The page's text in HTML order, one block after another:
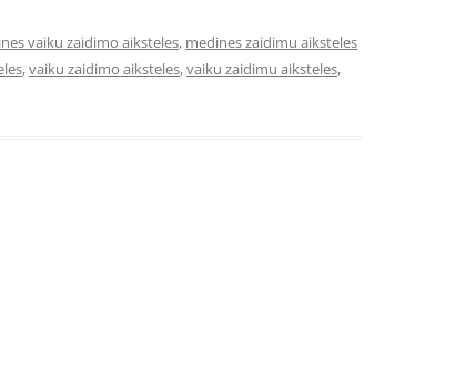
vaiku zaidimo aiksteles, medines zaidimu aiksteles
,vaiku zaidimo aiksteles,vaiku zaidimu aiksteles,